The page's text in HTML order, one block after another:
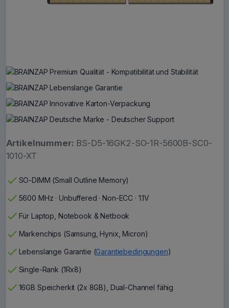
Artikelnummer: BS-D5-16GK2-SO-1R-5600B-SC0-
1010-XT
check SO-DIMM (Small Outline Memory)
check 5600 MHz · Unbuffered · Non-ECC · 1.1V
check Für Laptop, Notebook & Netbook
check Markenchips (Samsung, Hynix, Micron)
check Lebenslange Garantie (Garantiebedingungen)
check Single-Rank (1Rx8)
check 16GB Speicherkit (2x 8GB), Dual-Channel fähig